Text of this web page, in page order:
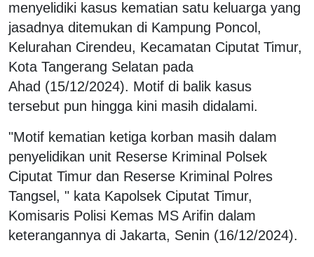
menyelidiki kasus kematian satu keluarga yang
jasadnya ditemukan di Kampung Poncol,
Kelurahan Cirendeu, Kecamatan Ciputat Timur,
Kota Tangerang Selatan pada
Ahad (15/12/2024). Motif di balik kasus
tersebut pun hingga kini masih didalami.
"Motif kematian ketiga korban masih dalam
penyelidikan unit Reserse Kriminal Polsek
Ciputat Timur dan Reserse Kriminal Polres
Tangsel, " kata Kapolsek Ciputat Timur,
Komisaris Polisi Kemas MS Arifin dalam
keterangannya di Jakarta, Senin (16/12/2024).